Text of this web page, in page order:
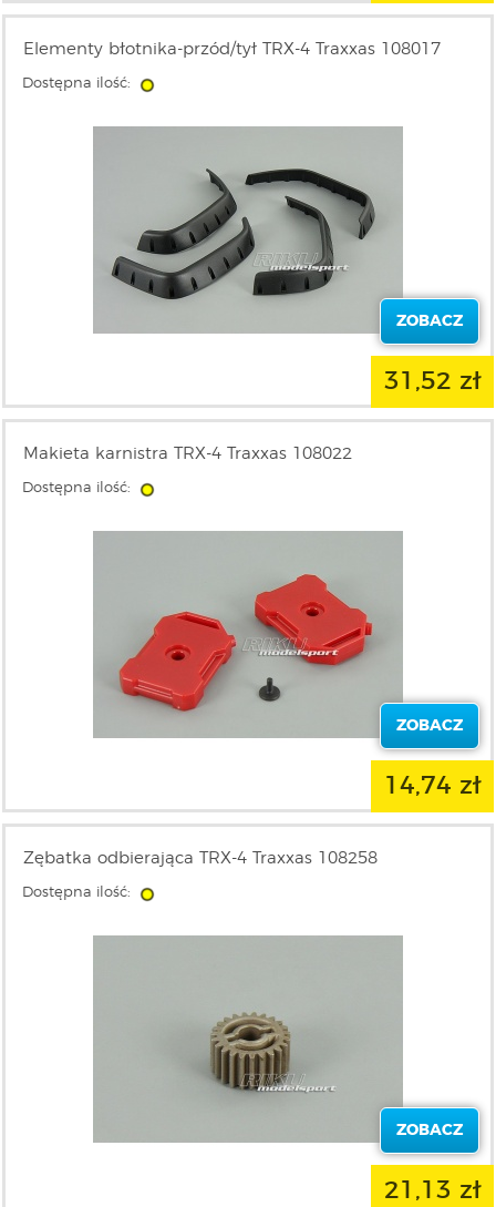
Elementy błotnika-przód/tył TRX-4 Traxxas 108017
Dostępna ilość:
ZOBACZ
31,52 zł
Makieta karnistra TRX-4 Traxxas 108022
Dostępna ilość:
ZOBACZ
14,74 zł
Zębatka odbierająca TRX-4 Traxxas 108258
Dostępna ilość:
ZOBACZ
21,13 zł